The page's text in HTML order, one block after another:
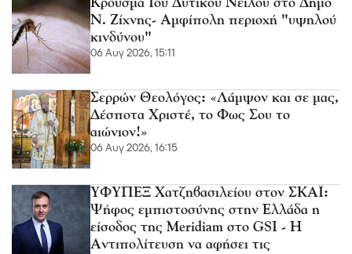
Κρούσμα Ιού Δυτικού Νείλου στο Δήμο
Ν. Ζίχνης- Αμφίπολη περιοχή "υψηλού
κινδύνου"
06 Αυγ 2026, 15:11
Σερρών Θεολόγος: «Λάμψον και σε μας,
Δέσποτα Χριστέ, το Φως Σου το
αιώνιον!»
06 Αυγ 2026, 16:15
ΥΦΥΠΕΞ Χατζηβασιλείου στον ΣΚΑΪ:
Ψήφος εμπιστοσύνης στην Ελλάδα η
είσοδος της Meridiam στο GSI - Η
Αντιπολίτευση να αφήσει τις